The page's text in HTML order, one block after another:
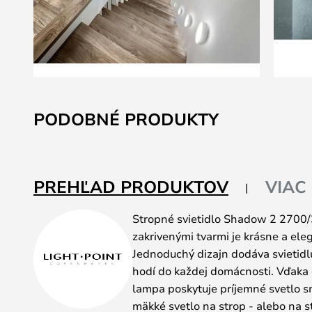
na
začiatok
PODOBNÉ PRODUKTY
PREHĽAD PRODUKTOV VIAC
Stropné svietidlo Shadow 2
zakrivenými tvarmi je krásne a
Jednoduchý dizajn dodáva
hodí do každej domácnosti.
lampa poskytuje príjemné svetlo
mäkké svetlo na strop - alebo na